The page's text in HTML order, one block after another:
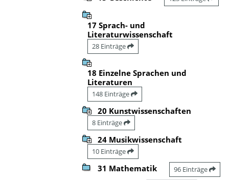
17 Sprach- und
Literaturwissenschaft
28 Einträge
18 Einzelne Sprachen und
Literaturen
148 Einträge
20 Kunstwissenschaften
8 Einträge
24 Musikwissenschaft
10 Einträge
31 Mathematik 96 Einträge